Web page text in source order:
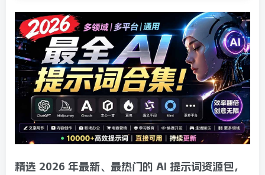
精选 2026 年最新、最热门的 AI 提示词资源包，